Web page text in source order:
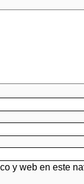
y web en este